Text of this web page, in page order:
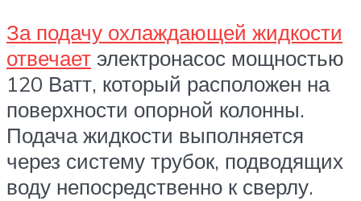
За подачу охлаждающей жидкости
отвечает электронасос мощностью
120 Ватт, который расположен на
поверхности опорной колонны.
Подача жидкости выполняется
через систему трубок, подводящих
воду непосредственно к сверлу.